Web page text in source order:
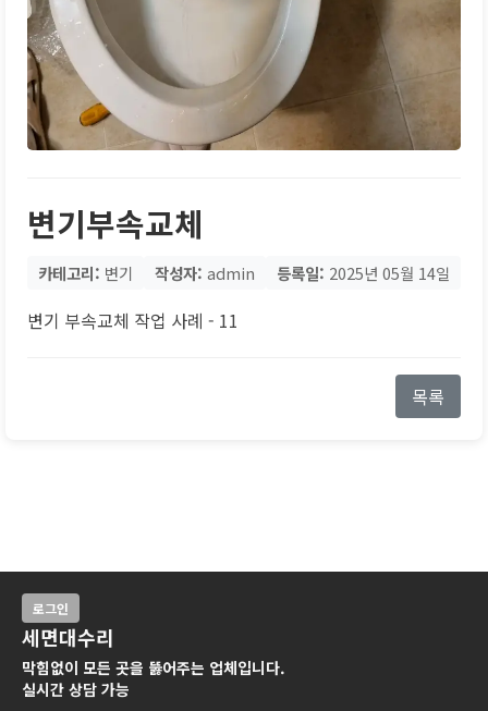
변기부속교체
카테고리: 변기 작성자: admin 등록일: 2025년 05월 14일
변기 부속교체 작업 사례 - 11
목록
로그인
세면대수리
막힘없이 모든 곳을 뚫어주는 업체입니다.
실시간 상담 가능